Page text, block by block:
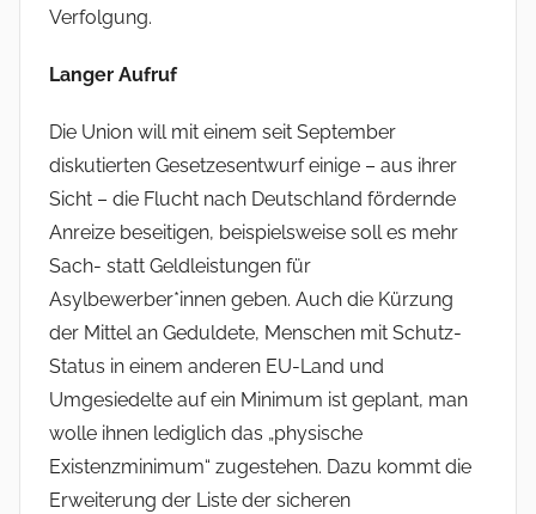
Verfolgung.
Langer Aufruf
Die Union will mit einem seit September
diskutierten Gesetzesentwurf einige – aus ihrer
Sicht – die Flucht nach Deutschland fördernde
Anreize beseitigen, beispielsweise soll es mehr
Sach- statt Geldleistungen für
Asylbewerber*innen geben. Auch die Kürzung
der Mittel an Geduldete, Menschen mit Schutz-
Status in einem anderen EU-Land und
Umgesiedelte auf ein Minimum ist geplant, man
wolle ihnen lediglich das „physische
Existenzminimum“ zugestehen. Dazu kommt die
Erweiterung der Liste der sicheren